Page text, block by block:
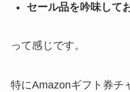
セール品を吟味して
って感じです。
特にAmazonギフト券チ